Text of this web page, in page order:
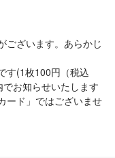
ございます。あらかじ
す(1枚100円（税込
お知らせいたします
ード」ではございませ